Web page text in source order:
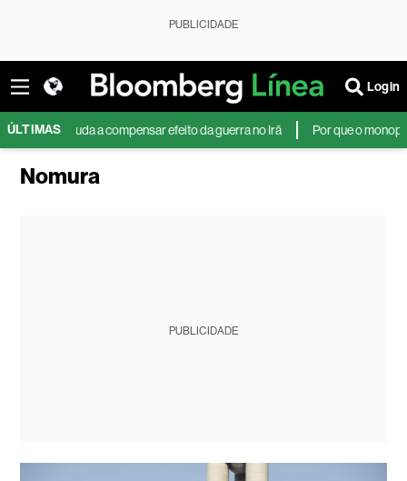
PUBLICIDADE
Login
ÚLTIMAS
e ajuda a compensar efeito da guerra no Irã Por que o monopólio
Nomura
PUBLICIDADE